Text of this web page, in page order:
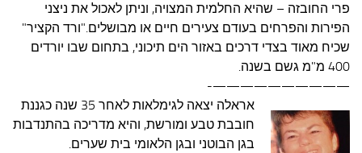
פרי החובזה – שהיא החלמית המצויה, וניתן לאכול את ניצני
הפירות והפרחים בעודם צעירים חיים או מבושלים."ורד הקציר"
שכיח מאוד בצדי דרכים באזור הים תיכוני, בתחום שבו יורדים
400 מ"מ גשם בשנה.
——————————-
אראלה יצאה לגימלאות לאחר 35 שנה כגננת
חובבת טבע ומורשת, והיא מדריכה בהתנדבות
בגן הבוטני ובגן הלאומי בית שערים.